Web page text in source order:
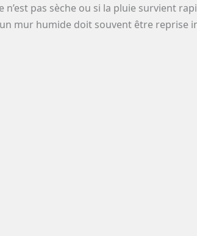
pas sèche ou si la pluie survient
mur humide doit souvent être reprise